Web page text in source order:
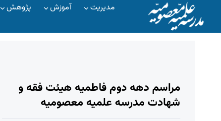
مدیریت آموزش پژوهش
مراسم دهه دوم فاطمیه هیئت فقه و
شهادت مدرسه علمیه معصومیه